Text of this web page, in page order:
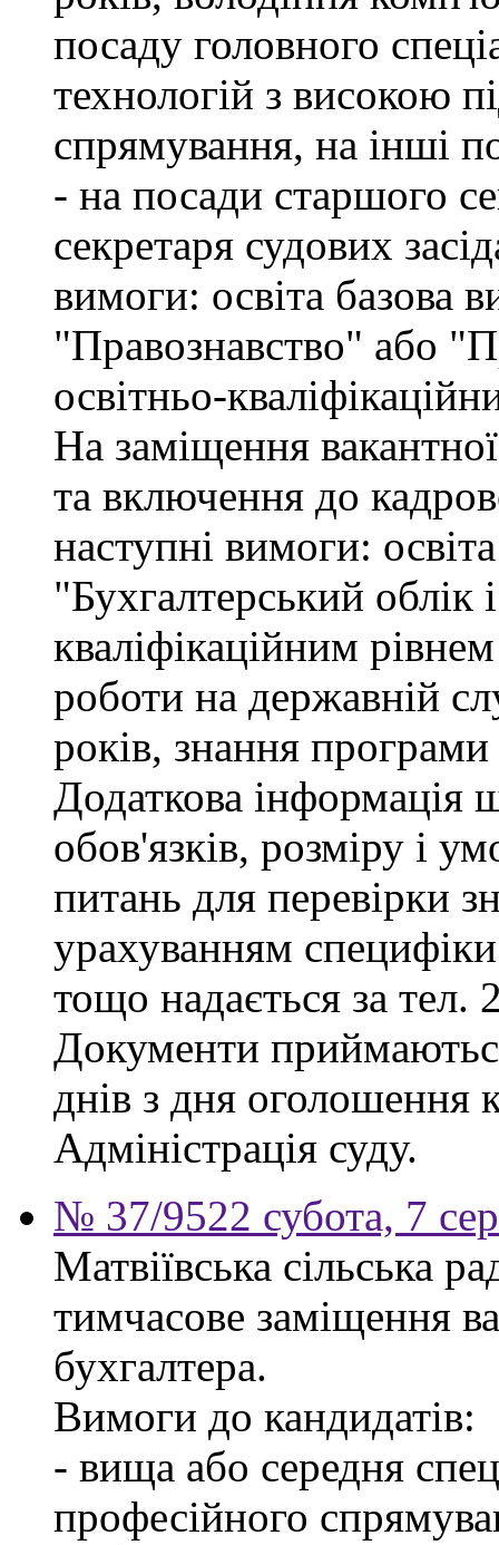
посаду головного
технологій з високою
спрямування, на інші
- на посади старшого
секретаря судових
вимоги: освіта базова
"Правознавство" або
освітньо-
На заміщення
та включення до
наступні вимоги:
"Бухгалтерський облік
кваліфікаційним
роботи на державній
років, знання
Додаткова інформація
обов'язків, розміру і
питань для перевірки
урахуванням
тощо надається за тел.
Документи
днів з дня оголошення
Адміністрація суду.
№ 37/9522 субота, 7
Матвіївська сільська
тимчасове заміщення
бухгалтера.
Вимоги до кандидатів:
- вища або середня
професійного